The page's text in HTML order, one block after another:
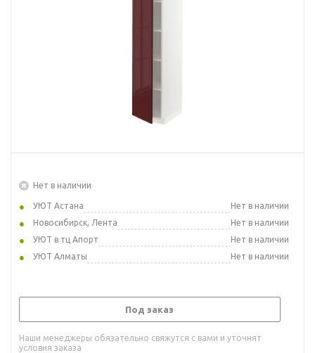
Нет в наличии
УЮТ Астана
Нет в наличии
Новосибирск, Лента
Нет в наличии
УЮТ в тц Апорт
Нет в наличии
УЮТ Алматы
Нет в наличии
Под заказ
Наши менеджеры обязательно свяжутся с вами и уточнят
условия заказа